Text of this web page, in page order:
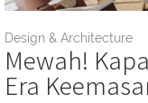
Design & Architecture
Mewah!
Era